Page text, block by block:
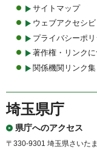
サイトマップ
ウェブアクセシビ
プライバシーポ
著作権・リンク
関係機関リンク集
埼玉県庁
県庁へのアクセス
〒330-9301 埼玉県さいた